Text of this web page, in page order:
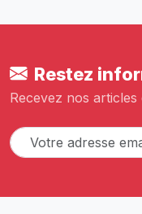
Restez
Recevez nos